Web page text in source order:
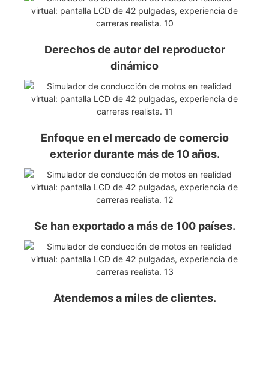
Derechos de autor del reproductor
dinámico
Enfoque en el mercado de comercio
exterior durante más de 10 años.
Se han exportado a más de 100 países.
Atendemos a miles de clientes.